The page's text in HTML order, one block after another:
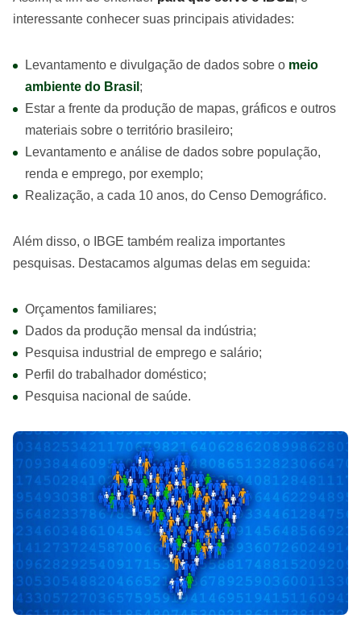
interessante conhecer suas principais atividades:
Levantamento e divulgação de dados sobre o meio
ambiente do Brasil ;
Estar a frente da produção de mapas, gráficos e outros
materiais sobre o território brasileiro;
Levantamento e análise de dados sobre população,
renda e emprego, por exemplo;
Realização, a cada 10 anos, do Censo Demográfico.
Além disso, o IBGE também realiza importantes
pesquisas. Destacamos algumas delas em seguida:
Orçamentos familiares;
Dados da produção mensal da indústria;
Pesquisa industrial de emprego e salário;
Perfil do trabalhador doméstico;
Pesquisa nacional de saúde.